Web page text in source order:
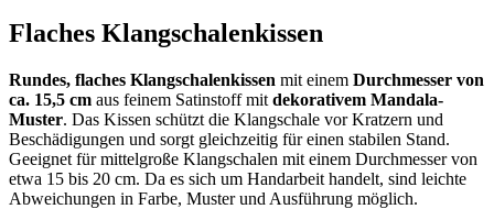
Flaches Klangschalenkissen
Rundes, flaches Klangschalenkissen mit einem Durchmesser von
ca. 15,5 cm aus feinem Satinstoff mit dekorativem Mandala-
Muster. Das Kissen schützt die Klangschale vor Kratzern und
Beschädigungen und sorgt gleichzeitig für einen stabilen Stand.
Geeignet für mittelgroße Klangschalen mit einem Durchmesser von
etwa 15 bis 20 cm. Da es sich um Handarbeit handelt, sind leichte
Abweichungen in Farbe, Muster und Ausführung möglich.